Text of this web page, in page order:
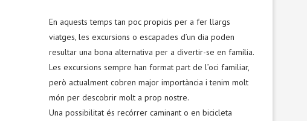
En aquests temps tan poc propicis per a fer llargs
viatges, les excursions o escapades d’un dia poden
resultar una bona alternativa per a divertir-se en família.
Les excursions sempre han format part de l’oci familiar,
però actualment cobren major importància i tenim molt
món per descobrir molt a prop nostre.
Una possibilitat és recórrer caminant o en bicicleta